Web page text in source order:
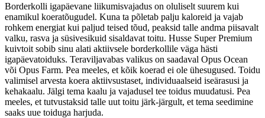
Borderkolli igapäevane liikumisvajadus on oluliselt suurem kui
enamikul koeratõugudel. Kuna ta põletab palju kaloreid ja vajab
rohkem energiat kui paljud teised tõud, peaksid talle andma piisavalt
valku, rasva ja süsivesikuid sisaldavat toitu. Husse Super Premium
kuivtoit sobib sinu alati aktiivsele borderkollile väga hästi
igapäevatoiduks. Teraviljavabas valikus on saadaval Opus Ocean
või Opus Farm. Pea meeles, et kõik koerad ei ole ühesugused. Toidu
valimisel arvesta koera aktiivsustaset, individuaalseid iseärasusi ja
kehakaalu. Jälgi tema kaalu ja vajadusel tee toidus muudatusi. Pea
meeles, et tutvustaksid talle uut toitu järk-järgult, et tema seedimine
saaks uue toiduga harjuda.